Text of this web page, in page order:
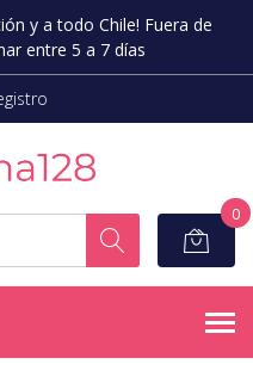
y a todo Chile! Fuera de
entre 5 a 7 días
0